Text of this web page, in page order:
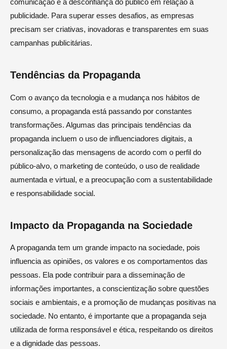
publicidade. Para superar esses desafios, as empresas
precisam ser criativas, inovadoras e transparentes em suas
campanhas publicitárias.
Tendências da Propaganda
Com o avanço da tecnologia e a mudança nos hábitos de
consumo, a propaganda está passando por constantes
transformações. Algumas das principais tendências da
propaganda incluem o uso de influenciadores digitais, a
personalização das mensagens de acordo com o perfil do
público-alvo, o marketing de conteúdo, o uso de realidade
aumentada e virtual, e a preocupação com a sustentabilidade
e responsabilidade social.
Impacto da Propaganda na Sociedade
A propaganda tem um grande impacto na sociedade, pois
influencia as opiniões, os valores e os comportamentos das
pessoas. Ela pode contribuir para a disseminação de
informações importantes, a conscientização sobre questões
sociais e ambientais, e a promoção de mudanças positivas na
sociedade. No entanto, é importante que a propaganda seja
utilizada de forma responsável e ética, respeitando os direitos
e a dignidade das pessoas.